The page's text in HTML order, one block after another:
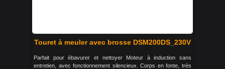
Touret à meuler avec brosse DSM200DS_230V
Parfait pour ébavurer et nettoyer Moteur à induction sans
entretien, avec fonctionnement silencieux. Corps en fonte, très